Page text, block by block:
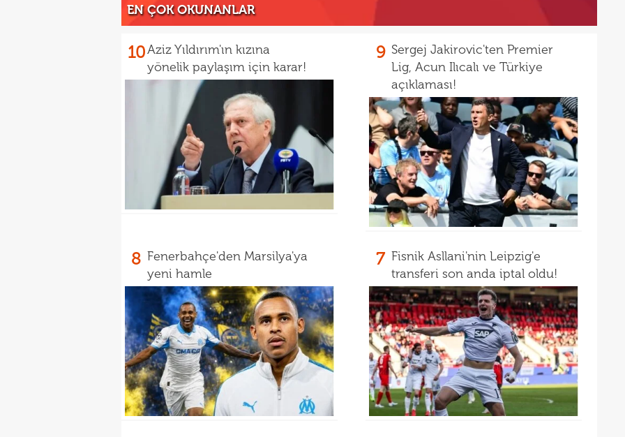
EN ÇOK OKUNANLAR
10Aziz Yıldırım'ın kızına
yönelik paylaşım için karar!
9 Sergej Jakirovic'ten Premier
Lig, Acun Ilıcalı ve Türkiye
açıklaması!
8 Fenerbahçe'den Marsilya'ya
yeni hamle
7 Fisnik Asllani'nin Leipzig'e
transferi son anda iptal oldu!